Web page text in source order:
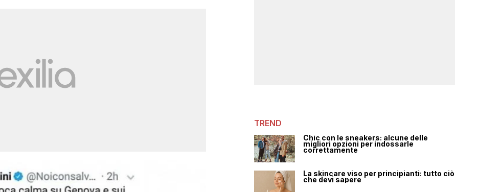
TREND
Chic con le sneakers: alcune delle
migliori opzioni per indossarle
correttamente
La skincare viso per principianti: tutto ciò
che devi sapere